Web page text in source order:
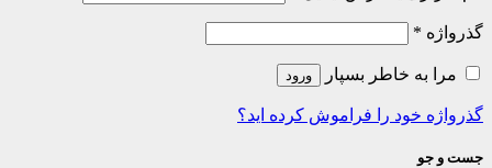
گذرواژه *
مرا به خاطر بسپار ورود
گذرواژه خود را فراموش کرده اید؟
جست و جو